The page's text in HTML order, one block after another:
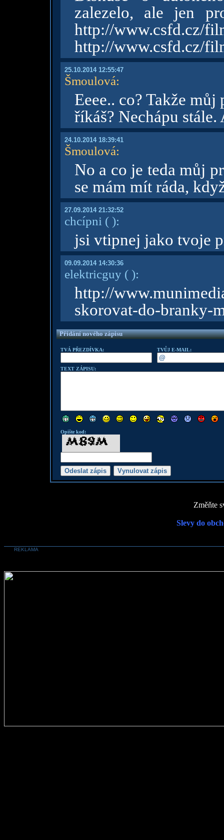
zalezelo, ale jen
http://
http://www.csfd.cz/
25.10.2014 12:55:47
Šmoulová:
Eeee.. co? Takže
říkáš? Nechápu
24.10.2014 18:39:41
Šmoulová:
No a co je teda můj
se mám mít ráda,
27.09.2014 21:32:52
chcípni ( ):
jsi vtipnej jako tvoje
09.09.2014 14:30:36
elektricguy( ):
http://
skorovat-do-branky-
Přidání nového zápisu
TVÁ PŘEZDÍVKA: TVŮJ E-MAIL:
TEXT ZÁPISU:
Opište kod:
Změňte
Slevy do
REKLAMA